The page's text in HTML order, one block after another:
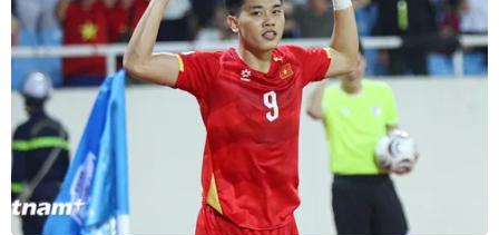
TIN LIÊN QUAN